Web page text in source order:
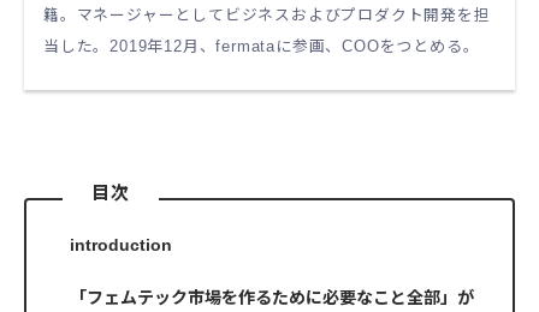
籍。マネージャーとしてビジネスおよびプロダクト開発を担
当した。2019年12月、fermataに参画、COOをつとめる。
目次
introduction
「フェムテック市場を作るために必要なこと全部」が